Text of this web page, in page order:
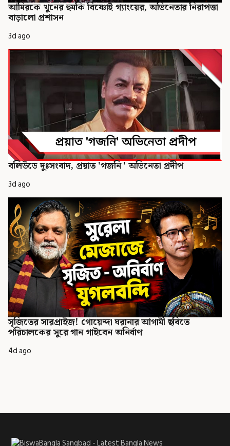
আমিরকে খুনের হুমকি বিষ্ণোই গ্যাংয়ের, অভিনেতার নিরাপত্তা
বাড়ালো প্রশাসন
3d ago
বলিউডে দুঃসংবাদ, প্রয়াত 'গজনি ' অভিনেতা প্রদীপ
3d ago
সৃজিতের সারপ্রাইজ! গোয়েন্দা ঘরানার আগামী ছবিতে
পরিচালকের সুরে গান গাইবেন অনির্বাণ
4d ago